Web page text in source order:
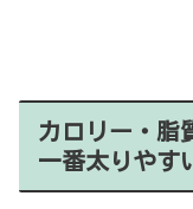
カロリー・脂
一番太りやす